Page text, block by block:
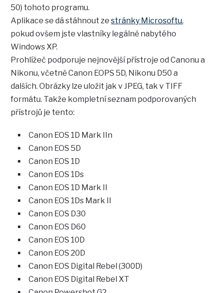
50) tohoto programu.
Aplikace se dá stáhnout zestránky Microsoftu,
pokud ovšem jste vlastníky legálně nabytého
Windows XP.
Prohlížeč podporuje nejnovější přístroje od Canonu a
Nikonu, včetně Canon EOPS 5D, Nikonu D50 a
dalších. Obrázky lze uložit jak v JPEG, tak v TIFF
formátu. Takže kompletní seznam podporovaných
přístrojů je tento:
Canon EOS 1D Mark IIn
Canon EOS 5D
Canon EOS 1D
Canon EOS 1Ds
Canon EOS 1D Mark II
Canon EOS 1Ds Mark II
Canon EOS D30
Canon EOS D60
Canon EOS 10D
Canon EOS 20D
Canon EOS Digital Rebel (300D)
Canon EOS Digital Rebel XT